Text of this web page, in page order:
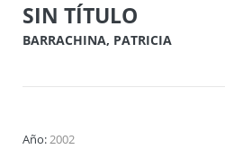
SIN TÍTULO
BARRACHINA, PATRICIA
Año:2002